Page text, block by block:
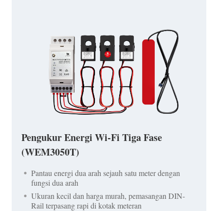
Pengukur Energi Wi-Fi Tiga Fase
(WEM3050T)
Pantau energi dua arah sejauh satu meter dengan
fungsi dua arah
Ukuran kecil dan harga murah, pemasangan DIN-
Rail terpasang rapi di kotak meteran